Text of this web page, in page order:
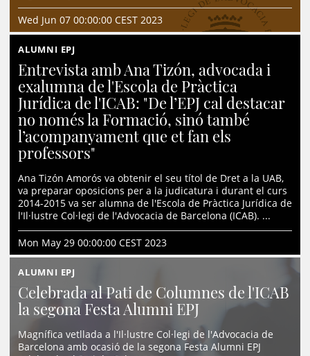
Wed Jun 07 00:00:00 CEST 2023
ALUMNI EPJ
Entrevista amb Ana Tizón, advocada i
exalumna de l'Escola de Pràctica
Jurídica de l'ICAB: "De l’EPJ cal destacar
no només la Formació, sinó també
l’acompanyament que et fan els
professors"
Ana Tizón Amorós va obtenir el seu títol de Dret a la UAB,
va preparar oposicions per a la judicatura i durant el curs
2014-2015 va ser alumna de l'Escola de Pràctica Jurídica de
l'Il·lustre Col·legi de l'Advocacia de Barcelona (ICAB). ...
Mon May 29 00:00:00 CEST 2023
ALUMNI EPJ
Celebrada al Pati de Columnes de l'ICAB
la segona Festa Alumni EPJ
Magnífica vetllada a l'Il·lustre Col·legi de l'Advocacia de
Barcelona amb ocasió de la segona Festa Alumni EPJ